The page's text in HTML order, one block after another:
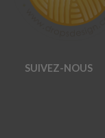
SUIVEZ-NOUS